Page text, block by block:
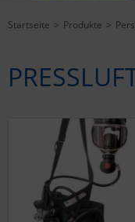
Startseite Produkte